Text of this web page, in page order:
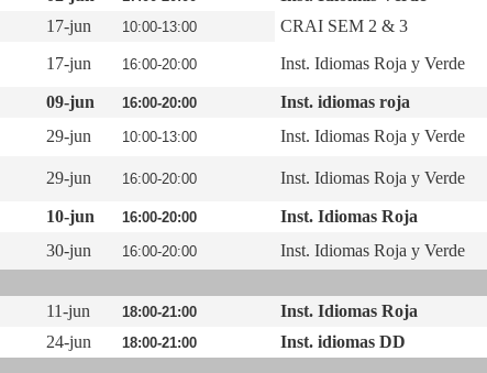
17-jun 10:00-13:00
CRAI SEM 2 & 3
17-jun 16:00-20:00 Inst. Idiomas Roja y Verde
09-jun 16:00-20:00
Inst. idiomas roja
29-jun 10:00-13:00 Inst. Idiomas Roja y Verde
29-jun 16:00-20:00 Inst. Idiomas Roja y Verde
10-jun 16:00-20:00
Inst. Idiomas Roja
30-jun 16:00-20:00 Inst. Idiomas Roja y Verde
11-jun 18:00-21:00
Inst. Idiomas Roja
24-jun 18:00-21:00 Inst. idiomas DD